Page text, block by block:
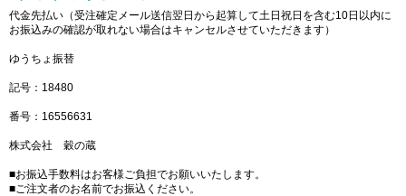
代金先払い（受注確定メール送信翌日から起算して土日祝日を含む10日以内に
お振込みの確認が取れない場合はキャンセルさせていただきます）
ゆうちょ振替
記号：18480
番号：16556631
株式会社 穀の蔵
■お振込手数料はお客様ご負担でお願いいたします。
■ご注文者のお名前でお振込ください。